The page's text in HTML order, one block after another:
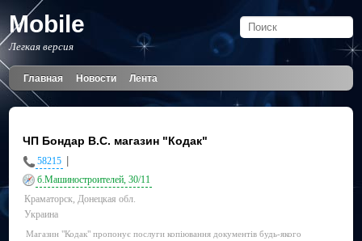
Mobile
Легкая версия
Главная Новости Лента
ЧП Бондар В.С. магазин "Кодак"
58215
б.Машиностроителей, 30/11
Краматорск, Донецкая обл.
Украина
Магазин "Кодак" пропонує послуги копіювання документів будь-якого